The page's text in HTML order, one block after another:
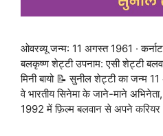
ओवरव्यू जन्म: 11 अगस्त 1961 ·
बलकृष्ण शेट्टी उपनाम: एसी शेट्टी
मिनी बायो 📝 सुनील शेट्टी का जन्म
वे भारतीय सिनेमा के जाने-माने
1992 में फ़िल्म बलवान से अपने